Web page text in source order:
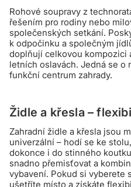
Rohové soupravy z
řešením pro rodiny nebo
společenských setkání.
k odpočinku a společným
doplňují celkovou kompozici
letních oslavách. Jedná se o
funkční centrum zahrady.
Židle a křesla –
Zahradní židle a křesla jsou
univerzální – hodí se ke
dokonce i do stinného
snadno přemisťovat a
vybavení. Pokud si vyberete
ušetříte místo a získáte